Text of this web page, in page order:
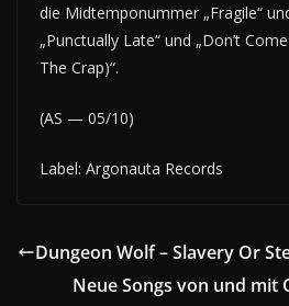
die Midtemponummer „Fragile“
„Punctually Late“ und „Don’t
The Crap)“.
(AS — 05/10)
Label: Argonauta Records
Dungeon Wolf – Slavery Or
Neue Songs von und mit